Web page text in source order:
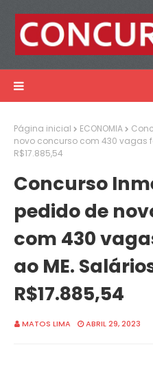
Página inicial ECONOMIA
novo concurso com 430 vagas
R$17.885,54
Concurso
pedido de
com 430
ao ME.
R$17.885,54
MATOS LIMA ABRIL 29, 2023